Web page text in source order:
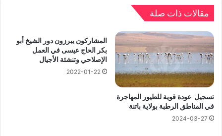
مقالات ذات صلة
تسجيل عودة قوية للطيور المهاجرة
في المناطق الرطبة بولاية باتنة
2024-03-27
المشاركون يبرزون دور الشيخ أبو
بكر الحاج عيسى في العمل
الإصلاحي وتنشئة الأجيال
2022-01-22